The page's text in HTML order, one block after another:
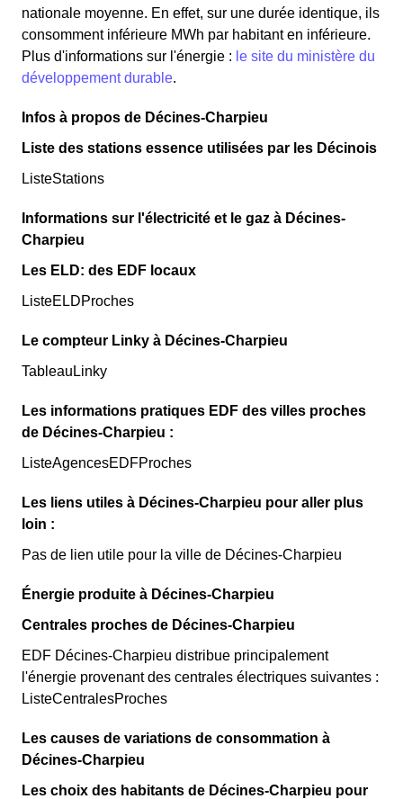
nationale moyenne. En effet, sur une durée identique, ils
consomment inférieure MWh par habitant en inférieure.
Plus d'informations sur l'énergie : le site du ministère du
développement durable.
Infos à propos de Décines-Charpieu
Liste des stations essence utilisées par les Décinois
ListeStations
Informations sur l'électricité et le gaz à Décines-
Charpieu
Les ELD: des EDF locaux
ListeELDProches
Le compteur Linky à Décines-Charpieu
TableauLinky
Les informations pratiques EDF des villes proches
de Décines-Charpieu :
ListeAgencesEDFProches
Les liens utiles à Décines-Charpieu pour aller plus
loin :
Pas de lien utile pour la ville de Décines-Charpieu
Énergie produite à Décines-Charpieu
Centrales proches de Décines-Charpieu
EDF Décines-Charpieu distribue principalement
l'énergie provenant des centrales électriques suivantes :
ListeCentralesProches
Les causes de variations de consommation à
Décines-Charpieu
Les choix des habitants de Décines-Charpieu pour